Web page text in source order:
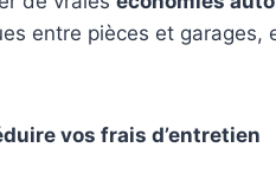
entre pièces et garages,
vos frais d’entretien